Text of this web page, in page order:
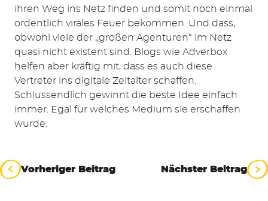
Suchen
nach:
ihren Weg ins Netz finden und somit noch einmal
ordentlich virales Feuer bekommen. Und dass,
obwohl viele der „großen Agenturen“ im Netz
quasi nicht existent sind. Blogs wie Adverbox
helfen aber kräftig mit, dass es auch diese
Vertreter ins digitale Zeitalter schaffen.
Schlussendlich gewinnt die beste Idee einfach
immer. Egal für welches Medium sie erschaffen
wurde.
Beitragsnavigation
Vorheriger Beitrag Nächster Beitrag